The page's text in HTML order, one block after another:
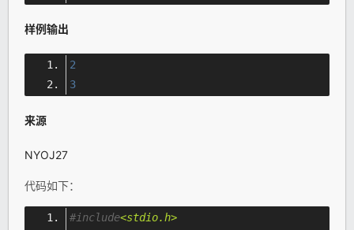
样例输出
2
3
来源
NYOJ27
代码如下：
#include<stdio.h>